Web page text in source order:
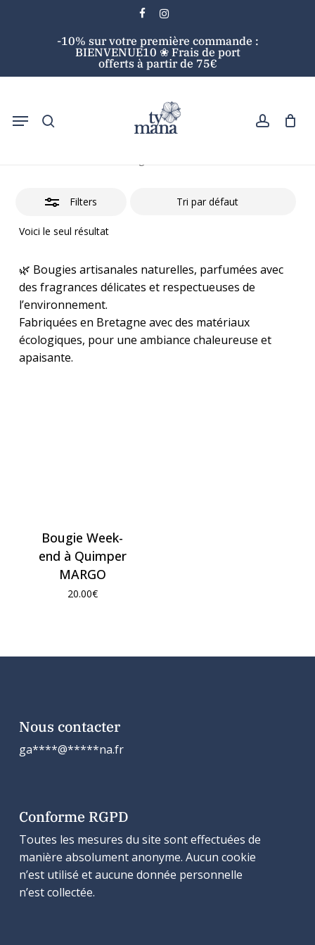
facebookinstagram
-10% sur votre première commande :
BIENVENUE10 ❀ Frais de port
offerts à partir de 75€
Search
Menu
Cart
Bougies
Filters
Voici le seul résultat
🌿 Bougies artisanales naturelles, parfumées avec
des fragrances délicates et respectueuses de
l’environnement.
Fabriquées en Bretagne avec des matériaux
écologiques, pour une ambiance chaleureuse et
apaisante.
Bougie Week-
end à Quimper
MARGO
20.00€
Nous contacter
ga****@*****na.fr
Conforme RGPD
Toutes les mesures du site sont effectuées de
manière absolument anonyme. Aucun cookie
n’est utilisé et aucune donnée personnelle
n’est collectée.